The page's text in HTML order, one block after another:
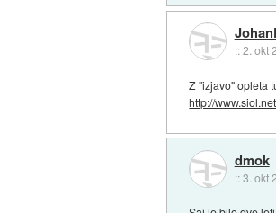
::2. okt
Z "izjavo" opleta
http://
dmok
::3. okt